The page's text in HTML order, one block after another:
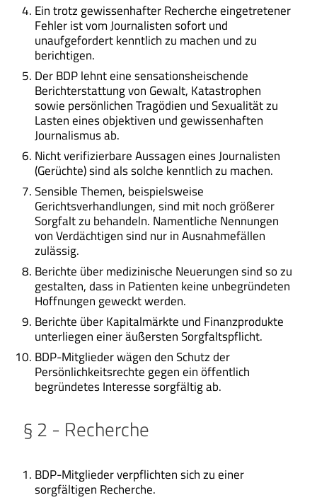
Ein trotz gewissenhafter Recherche eingetretener
Fehler ist vom Journalisten sofort und
unaufgefordert kenntlich zu machen und zu
berichtigen.
Der BDP lehnt eine sensationsheischende
Berichterstattung von Gewalt, Katastrophen
sowie persönlichen Tragödien und Sexualität zu
Lasten eines objektiven und gewissenhaften
Journalismus ab.
Nicht verifizierbare Aussagen eines Journalisten
(Gerüchte) sind als solche kenntlich zu machen.
Sensible Themen, beispielsweise
Gerichtsverhandlungen, sind mit noch größerer
Sorgfalt zu behandeln. Namentliche Nennungen
von Verdächtigen sind nur in Ausnahmefällen
zulässig.
Berichte über medizinische Neuerungen sind so zu
gestalten, dass in Patienten keine unbegründeten
Hoffnungen geweckt werden.
Berichte über Kapitalmärkte und Finanzprodukte
unterliegen einer äußersten Sorgfaltspflicht.
BDP-Mitglieder wägen den Schutz der
Persönlichkeitsrechte gegen ein öffentlich
begründetes Interesse sorgfältig ab.
§ 2 - Recherche
BDP-Mitglieder verpflichten sich zu einer
sorgfältigen Recherche.